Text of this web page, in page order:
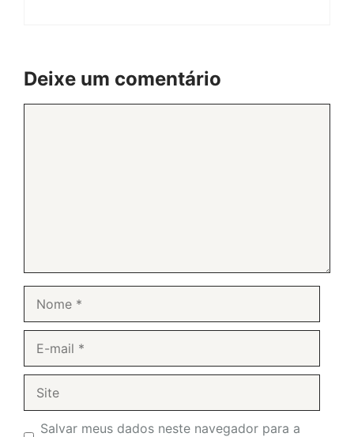
Deixe um comentário
mail
Salvar meus dados neste navegador para a